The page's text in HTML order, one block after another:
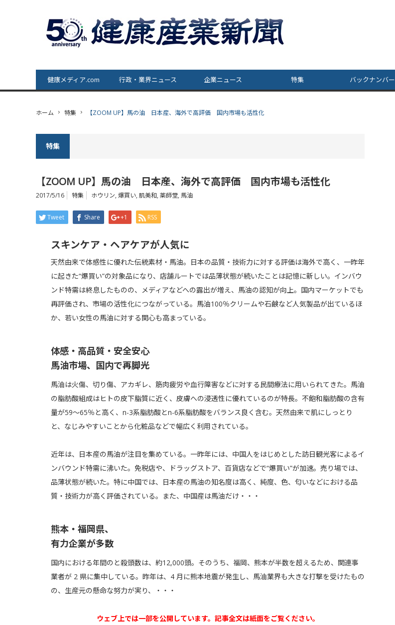
健康メディア.com 行政・業界ニュース 企業ニュース 特集 バックナンバー
ホーム 特集 【ZOOM UP】馬の油 日本産、海外で高評価 国内市場も活性化
特集
【ZOOM UP】馬の油 日本産、海外で高評価 国内市場も活性化
2017/5/16 特集 ホウリン, 爆買い, 肌美和, 薬師堂, 馬油
Tweet Share +1 RSS
スキンケア・ヘアケアが人気に
天然由来で体感性に優れた伝統素材・馬油。日本の品質・技術力に対する評価は海外で高く、一昨年
に起きた“爆買い”の対象品になり、店舗ルートでは品薄状態が続いたことは記憶に新しい。インバウ
ンド特需は終息したものの、メディアなどへの露出が増え、馬油の認知が向上。国内マーケットでも
再評価され、市場の活性化につながっている。馬油100％クリームや石鹸など人気製品が出ているほ
か、若い女性の馬油に対する関心も高まっている。
体感・高品質・安全安心
馬油市場、国内で再脚光
馬油は火傷、切り傷、アカギレ、筋肉疲労や血行障害などに対する民間療法に用いられてきた。馬油
の脂肪酸組成はヒトの皮下脂質に近く、皮膚への浸透性に優れているのが特長。不飽和脂肪酸の含有
量が59～65％と高く、n-3系脂肪酸とn-6系脂肪酸をバランス良く含む。天然由来で肌にしっとり
と、なじみやすいことから化粧品などで幅広く利用されている。
近年は、日本産の馬油が注目を集めている。一昨年には、中国人をはじめとした訪日観光客によるイ
ンバウンド特需に沸いた。免税店や、ドラッグストア、百貨店などで“爆買い”が加速。売り場では、
品薄状態が続いた。特に中国では、日本産の馬油の知名度は高く、純度、色、匂いなどにおける品
質・技術力が高く評価されている。また、中国産は馬油だけ・・・
熊本・福岡県、
有力企業が多数
国内における年間のと殺頭数は、約12,000頭。そのうち、福岡、熊本が半数を超えるため、関連事
業者が 2 県に集中している。昨年は、4 月に熊本地震が発生し、馬油業界も大きな打撃を受けたもの
の、生産元の懸命な努力が実り、・・・
ウェブ上では一部を公開しています。記事全文は紙面をご覧ください。